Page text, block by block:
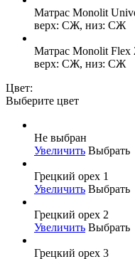
Матрас Monolit
верх: СЖ, низ: СЖ
Матрас Monolit Flex
верх: СЖ, низ: СЖ
Цвет:
Выберите цвет
Не выбран
Увеличить Выбрать
Грецкий орех 1
Увеличить Выбрать
Грецкий орех 2
Увеличить Выбрать
Грецкий орех 3